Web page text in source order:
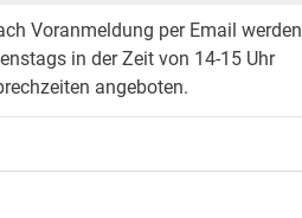
Voranmeldung per Email werden
in der Zeit von 14-15 Uhr
angeboten.